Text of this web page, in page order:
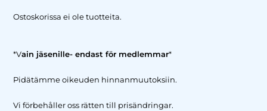
Ostoskorissa ei ole tuotteita.
*Vain jäsenille- endast för medlemmar*
Pidätämme oikeuden hinnanmuutoksiin.
Vi förbehåller oss rätten till prisändringar.